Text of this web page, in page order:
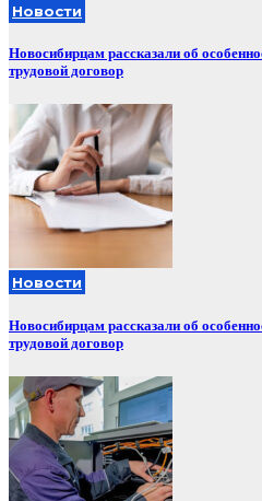
Новости
Новосибирцам рассказали об
трудовой договор
Новости
Новосибирцам рассказали об
трудовой договор